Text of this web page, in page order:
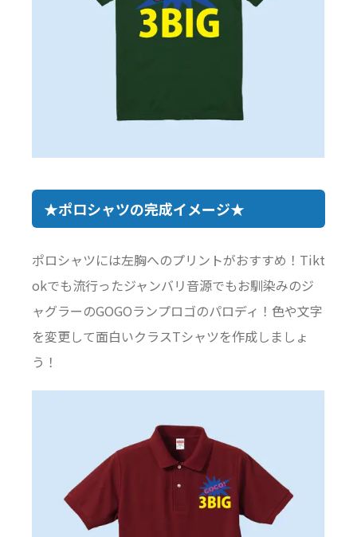
★ポロシャツの完成イメージ★
ポロシャツには左胸へのプリントがおすすめ！Tikt
okでも流行ったジャンバリ音源でもお馴染みのジ
ャグラーのGOGOランプロゴのパロディ！色や文字
を変更して面白いクラスTシャツを作成しましょ
う！